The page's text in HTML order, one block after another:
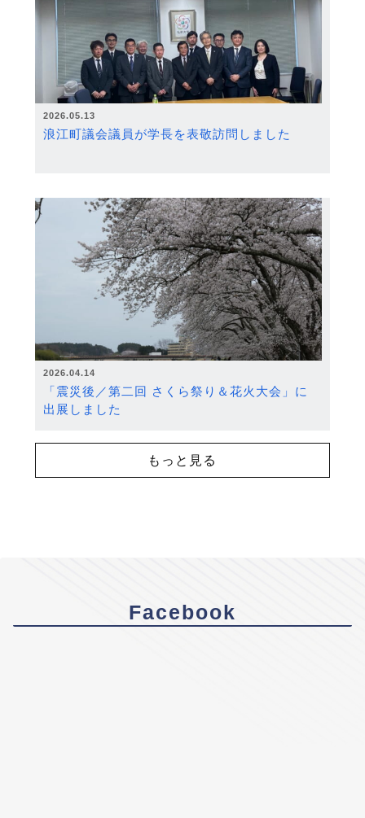
2026.05.13
浪江町議会議員が学長を表敬訪問しました
2026.04.14
「震災後／第二回 さくら祭り＆花火大会」に
出展しました
もっと見る
Facebook